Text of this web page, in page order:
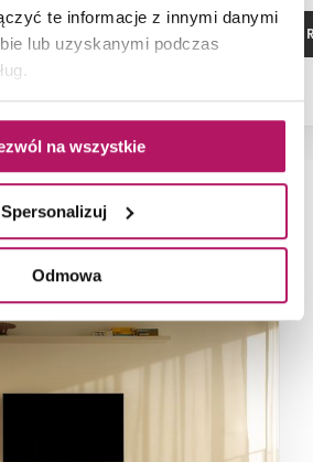
te informacje z innymi danymi
lub uzyskanymi podczas
na wszystkie
Spersonalizuj
Odmowa
ZOBACZ